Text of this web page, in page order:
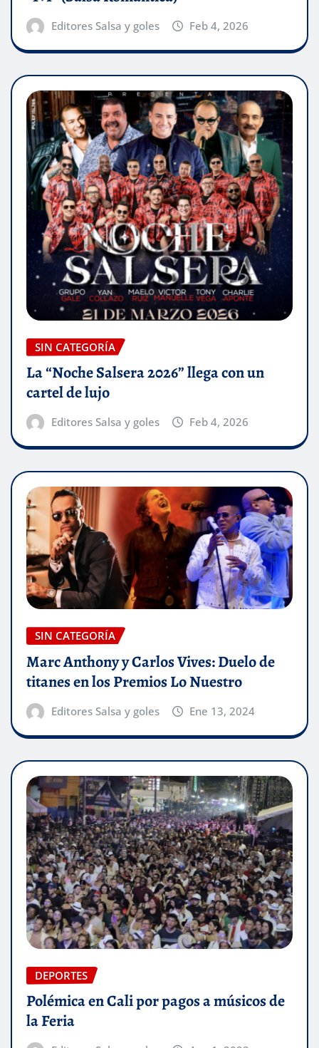
Editores Salsa y goles Feb 4, 2026
SIN CATEGORÍA
La “Noche Salsera 2026” llega con un
cartel de lujo
Editores Salsa y goles Feb 4, 2026
SIN CATEGORÍA
Marc Anthony y Carlos Vives: Duelo de
titanes en los Premios Lo Nuestro
Editores Salsa y goles Ene 13, 2024
DEPORTES
Polémica en Cali por pagos a músicos de
la Feria